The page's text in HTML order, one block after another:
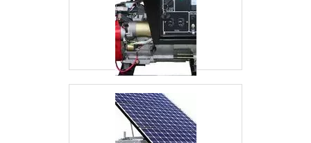
reconhecida por ser comprometida com os
serviços e inovadora, padrões alcançados por
conter escritório de alta qualidade onde são
realizadas as atividades e equipamentos de
última geração. Tudo isso, unido a um time de
colaboradores proativos e trabalhadores
eficientes, comprova sua essência de trazer o
melhor para todos os clientes.